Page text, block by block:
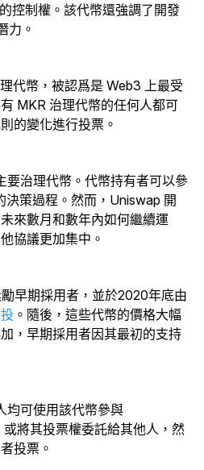
控制權。該代幣還強調了開發
力。
代幣，被認爲是 Web3 上最受
MKR 治理代幣的任何人都可
的變化進行投票。
要治理代幣。代幣持有者可以參
決策過程。然而，Uniswap 開
來數月和數年內如何繼續運
協議更加集中。
早期採用者，並於2020年底由
。 隨後，這些代幣的價格大幅
，早期採用者因其最初的支持
均可使用該代幣參與
將其投票權委託給其他人，然
投票。